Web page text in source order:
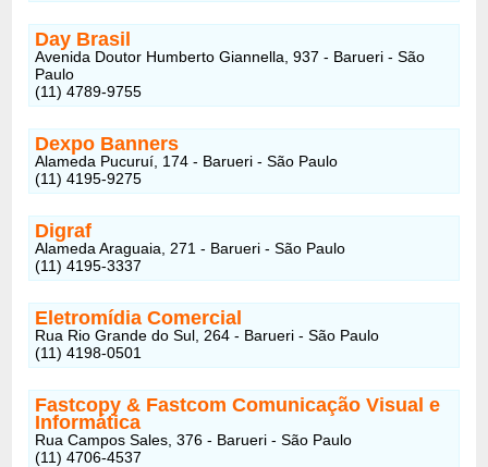
Day Brasil
Avenida Doutor Humberto Giannella, 937 - Barueri - São
Paulo
(11) 4789-9755
Dexpo Banners
Alameda Pucuruí, 174 - Barueri - São Paulo
(11) 4195-9275
Digraf
Alameda Araguaia, 271 - Barueri - São Paulo
(11) 4195-3337
Eletromídia Comercial
Rua Rio Grande do Sul, 264 - Barueri - São Paulo
(11) 4198-0501
Fastcopy & Fastcom Comunicação Visual e
Informática
Rua Campos Sales, 376 - Barueri - São Paulo
(11) 4706-4537